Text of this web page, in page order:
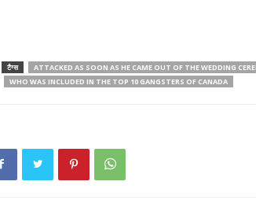
टैग्स ATTACKED AS SOON AS HE CAME OUT OF THE WEDDING
WHO WAS INCLUDED IN THE TOP 10 GANGSTERS OF CANADA